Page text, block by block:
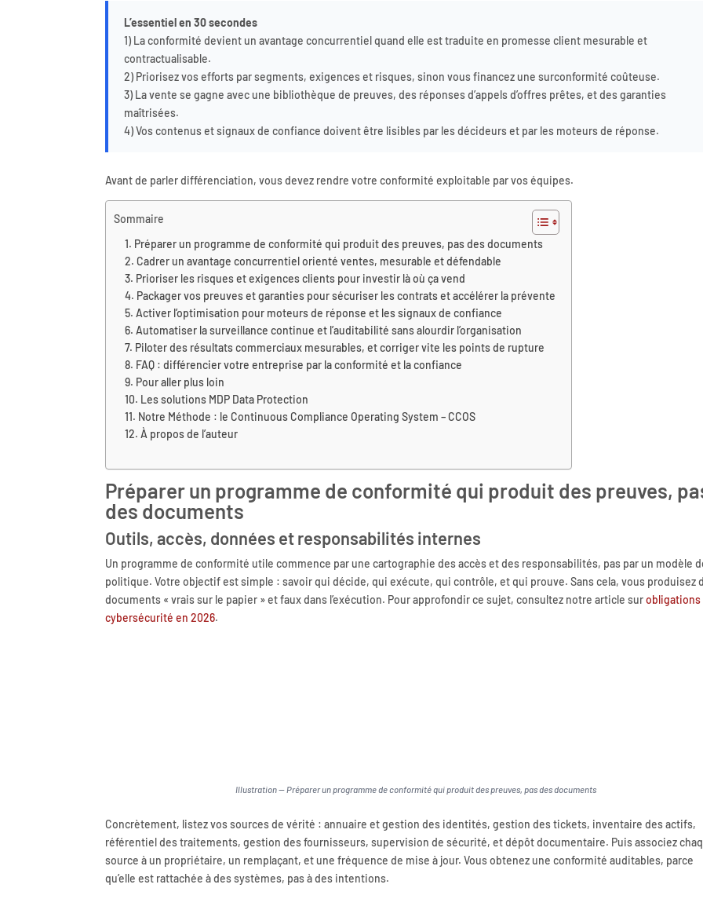
L’essentiel en 30 secondes
1) La conformité devient un avantage concurrentiel quand elle est traduite en promesse client mesurable et
contractualisable.
2) Priorisez vos efforts par segments, exigences et risques, sinon vous financez une surconformité coûteuse.
3) La vente se gagne avec une bibliothèque de preuves, des réponses d’appels d’offres prêtes, et des garanties
maîtrisées.
4) Vos contenus et signaux de confiance doivent être lisibles par les décideurs et par les moteurs de réponse.
Avant de parler différenciation, vous devez rendre votre conformité exploitable par vos équipes.
Sommaire
Préparer un programme de conformité qui produit des preuves, pas des documents
Cadrer un avantage concurrentiel orienté ventes, mesurable et défendable
Prioriser les risques et exigences clients pour investir là où ça vend
Packager vos preuves et garanties pour sécuriser les contrats et accélérer la prévente
Activer l’optimisation pour moteurs de réponse et les signaux de confiance
Automatiser la surveillance continue et l’auditabilité sans alourdir l’organisation
Piloter des résultats commerciaux mesurables, et corriger vite les points de rupture
FAQ : différencier votre entreprise par la conformité et la confiance
Pour aller plus loin
Les solutions MDP Data Protection
Notre Méthode : le Continuous Compliance Operating System – CCOS
À propos de l’auteur
Préparer un programme de conformité qui produit des preuves,
des documents
Outils, accès, données et responsabilités internes
Un programme de conformité utile commence par une cartographie des accès et des responsabilités, pas par un modèle
politique. Votre objectif est simple : savoir qui décide, qui exécute, qui contrôle, et qui prouve. Sans cela, vous produisez
documents « vrais sur le papier » et faux dans l’exécution. Pour approfondir ce sujet, consultez notre article surobligations
cybersécurité en 2026.
Illustration — Préparer un programme de conformité qui produit des preuves, pas des documents
Concrètement, listez vos sources de vérité : annuaire et gestion des identités, gestion des tickets, inventaire des actifs,
référentiel des traitements, gestion des fournisseurs, supervision de sécurité, et dépôt documentaire. Puis associez
source à un propriétaire, un remplaçant, et une fréquence de mise à jour. Vous obtenez une conformité auditables, parce
qu’elle est rattachée à des systèmes, pas à des intentions.